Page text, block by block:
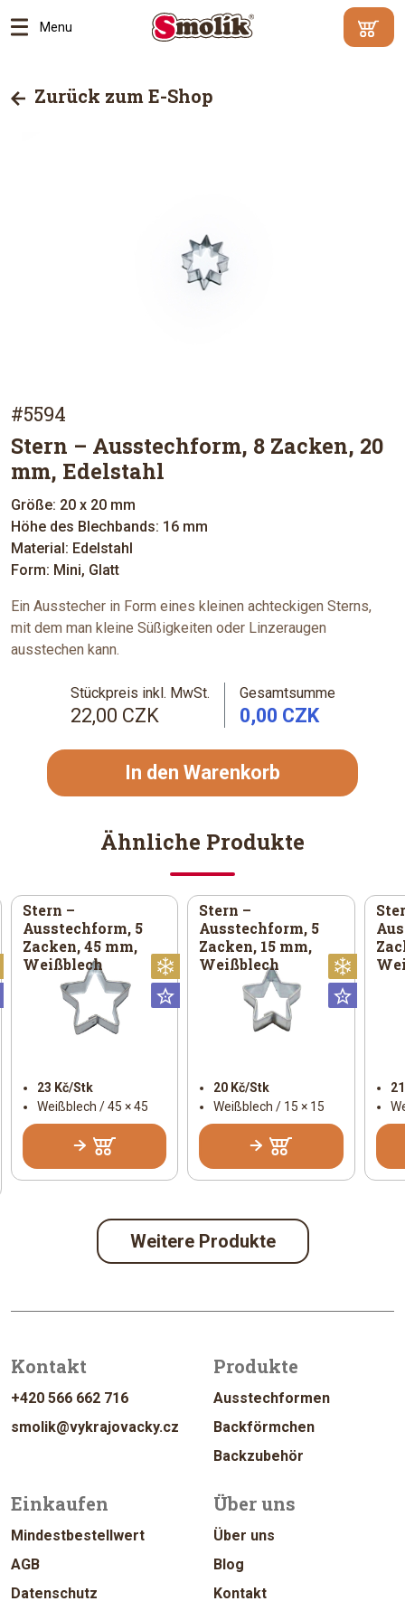
Menu
Zurück zum E-Shop
#5594
Stern – Ausstechform, 8 Zacken, 20
mm, Edelstahl
Größe: 20 x 20 mm
Höhe des Blechbands: 16 mm
Material: Edelstahl
Form: Mini, Glatt
Ein Ausstecher in Form eines kleinen achteckigen Sterns,
mit dem man kleine Süßigkeiten oder Linzeraugen
ausstechen kann.
Stückpreis inkl. MwSt.
22,00 CZK
Gesamtsumme
0,00 CZK
In den Warenkorb
Ähnliche Produkte
Weihnachtlich
Universal
Stern –
Ausstechform, 5
Zacken, 45 mm,
Weißblech
23 Kč/Stk
Weißblech / 45 × 45
Stern –
Ausstechform, 5
Zacken, 15 mm,
Weißblech
20 Kč/Stk
Weißblech / 15 × 15
Weihnachtlich
Universal
Weitere Produkte
Kontakt
+420 566 662 716
smolik@vykrajovacky.cz
Produkte
Ausstechformen
Backförmchen
Backzubehör
Einkaufen
Mindestbestellwert
AGB
Datenschutz
Über uns
Über uns
Blog
Kontakt